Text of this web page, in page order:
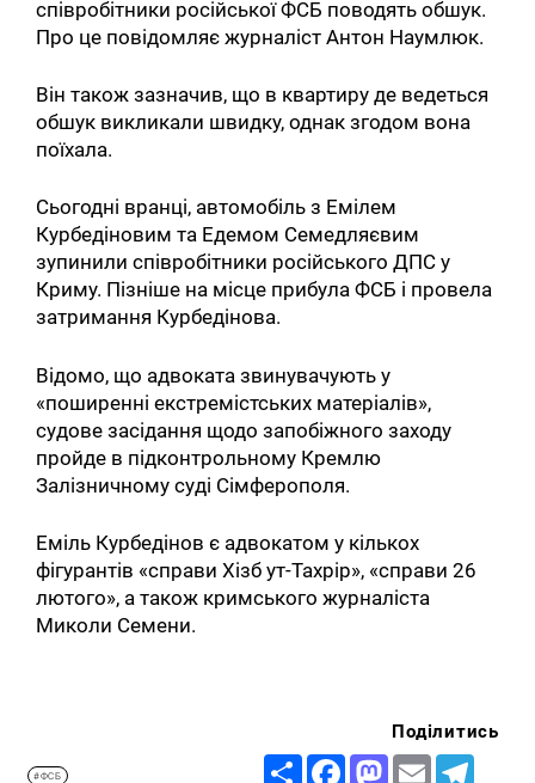
співробітники російської ФСБ поводять обшук.
Про це повідомляє журналіст Антон Наумлюк.
Він також зазначив, що в квартиру де ведеться
обшук викликали швидку, однак згодом вона
поїхала.
Сьогодні вранці, автомобіль з Емілем
Курбедіновим та Едемом Семедляєвим
зупинили співробітники російського ДПС у
Криму. Пізніше на місце прибула ФСБ і провела
затримання Курбедінова.
Відомо, що адвоката звинувачують у
«поширенні екстремістських матеріалів»,
судове засідання щодо запобіжного заходу
пройде в підконтрольному Кремлю
Залізничному суді Сімферополя.
Еміль Курбедінов є адвокатом у кількох
фігурантів «справи Хізб ут-Тахрір», «справи 26
лютого», а також кримського журналіста
Миколи Семени.
#ФСБ
Поділитись
Share FacebookMastodon
Email